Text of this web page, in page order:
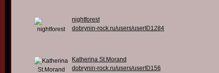
nightforest
dobrynin-rock.ru/users/userID1284
Katherina St.Morand
dobrynin-rock.ru/users/userID156